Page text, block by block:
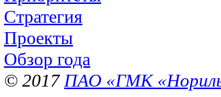
Стратегия
Проекты
Обзор года
© 2017 ПАО «ГМК